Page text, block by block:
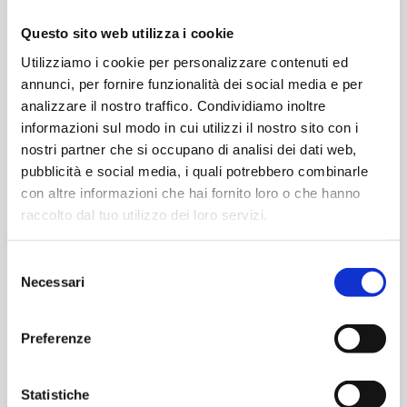
Questo sito web utilizza i cookie
Utilizziamo i cookie per personalizzare contenuti ed
annunci, per fornire funzionalità dei social media e per
analizzare il nostro traffico. Condividiamo inoltre
informazioni sul modo in cui utilizzi il nostro sito con i
nostri partner che si occupano di analisi dei dati web,
pubblicità e social media, i quali potrebbero combinarle
con altre informazioni che hai fornito loro o che hanno
raccolto dal tuo utilizzo dei loro servizi.
delNecessari
Preferenze
Statistiche
Serratura meccanica autobloccante a 3 punti di
chiusura
Serratura meccanica autobloccante a 5 punti di
chiusura
Serratura motorizzata a 3 punti di chiusura
Serratura da blindato